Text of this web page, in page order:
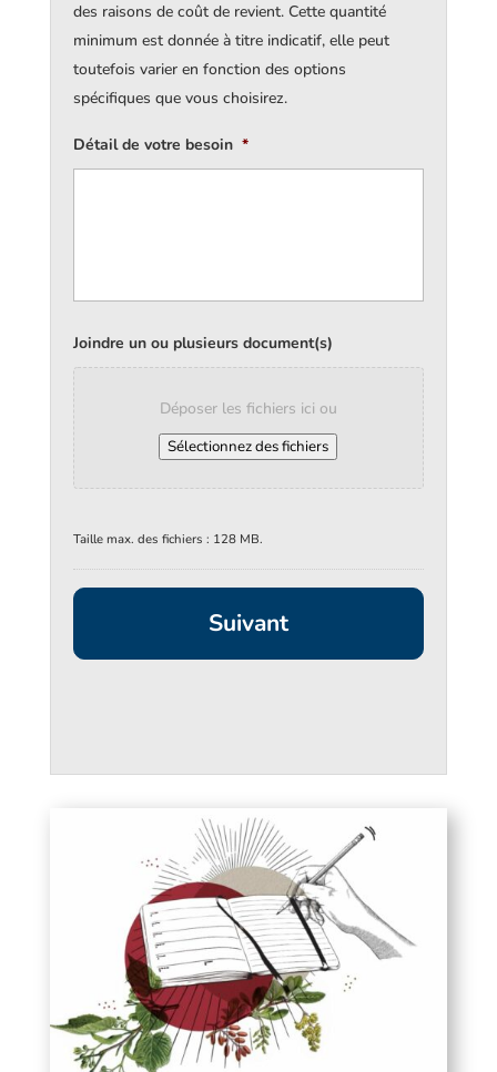
des raisons de coût de revient. Cette quantité
minimum est donnée à titre indicatif, elle peut
toutefois varier en fonction des options
spécifiques que vous choisirez.
Détail de votre besoin *
Joindre un ou plusieurs document(s)
Déposer les fichiers ici ou
Sélectionnez des fichiers
Taille max. des fichiers : 128 MB.